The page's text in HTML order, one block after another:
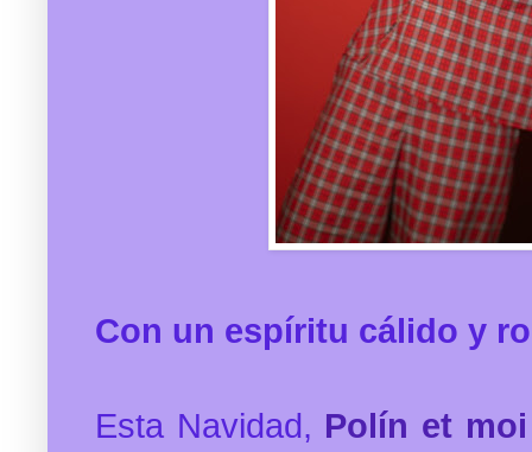
Con un espíritu cálido y
Esta Navidad, Polín et moi